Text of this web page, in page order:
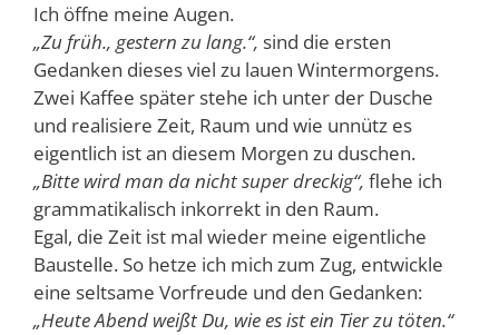
Ich öffne meine Augen.
„Zu früh., gestern zu lang.“, sind die ersten
Gedanken dieses viel zu lauen Wintermorgens.
Zwei Kaffee später stehe ich unter der Dusche
und realisiere Zeit, Raum und wie unnütz es
eigentlich ist an diesem Morgen zu duschen.
„Bitte wird man da nicht super dreckig“, flehe ich
grammatikalisch inkorrekt in den Raum.
Egal, die Zeit ist mal wieder meine eigentliche
Baustelle. So hetze ich mich zum Zug, entwickle
eine seltsame Vorfreude und den Gedanken:
„Heute Abend weißt Du, wie es ist ein Tier zu töten.“